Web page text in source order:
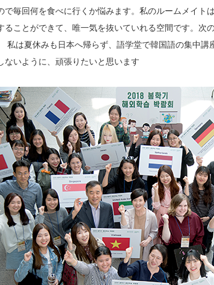
で毎回何を食べに行くか悩みます。私のルームメイト
ることができて、唯一気を抜いていれる空間です。次
は夏休みも日本へ帰らず、語学堂で韓国語の集中講
ないように、頑張りたいと思います